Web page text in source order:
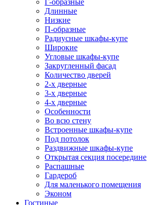
Г-образные
Длинные
Низкие
П-образные
Радиусные шкафы-купе
Широкие
Угловые шкафы-купе
Закругленный фасад
Количество дверей
2-х дверные
3-х дверные
4-х дверные
Особенности
Во всю стену
Встроенные шкафы-купе
Под потолок
Раздвижные шкафы-купе
Открытая секция посередине
Распашные
Гардероб
Для маленького помещения
Эконом
Гостиные